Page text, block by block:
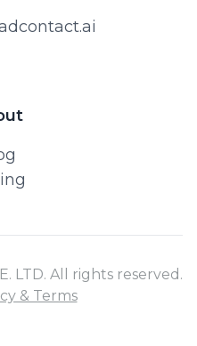
LTD. All rights reserved.
& Terms